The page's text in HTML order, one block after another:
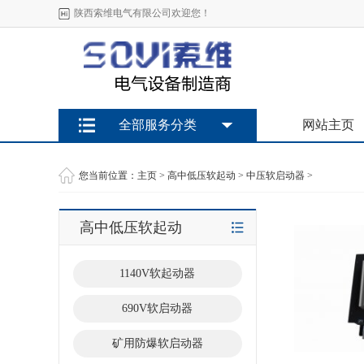
陕西索维电气有限公司欢迎您！
网站主页
全部服务分类
您当前位置： 主页 > 高中低压软起动 > 中压软启动器 >
高中低压软起动
1140V软起动器
690V软启动器
矿用防爆软启动器